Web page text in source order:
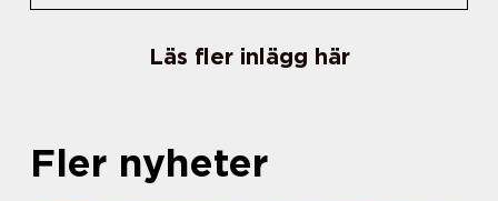
Läs fler inlägg här
Fler nyheter